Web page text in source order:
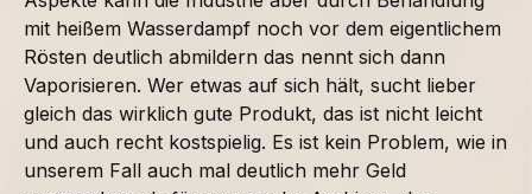
mit heißem Wasserdampf noch vor dem eigentlichem
Rösten deutlich abmildern das nennt sich dann
Vaporisieren. Wer etwas auf sich hält, sucht lieber
gleich das wirklich gute Produkt, das ist nicht leicht
und auch recht kostspielig. Es ist kein Problem, wie in
unserem Fall auch mal deutlich mehr Geld